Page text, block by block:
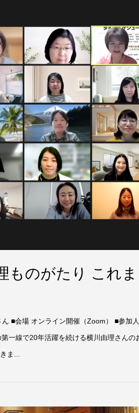
ものがたり これま
■会場 オンライン開催（Zoom） ■参加
一線で20年活躍を続ける横川由理さんの
ま...